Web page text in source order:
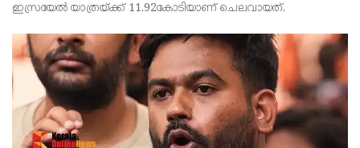
ഇസ്രയേല്‍ യാത്രയ്ക്ക് 11.92കോടിയാണ് ചെലവായത്.